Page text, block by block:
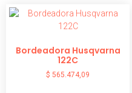
Bordeadora Husqvarna
122C
$ 565.474,09